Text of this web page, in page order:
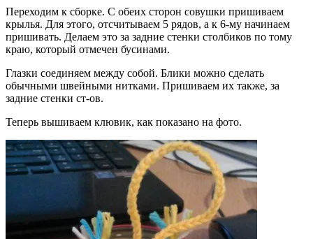
Переходим к сборке. С обеих сторон совушки пришиваем
крылья. Для этого, отсчитываем 5 рядов, а к 6-му начинаем
пришивать. Делаем это за задние стенки столбиков по тому
краю, который отмечен бусинами.
Глазки соединяем между собой. Блики можно сделать
обычными швейными нитками. Пришиваем их также, за
задние стенки ст-ов.
Теперь вышиваем клювик, как показано на фото.